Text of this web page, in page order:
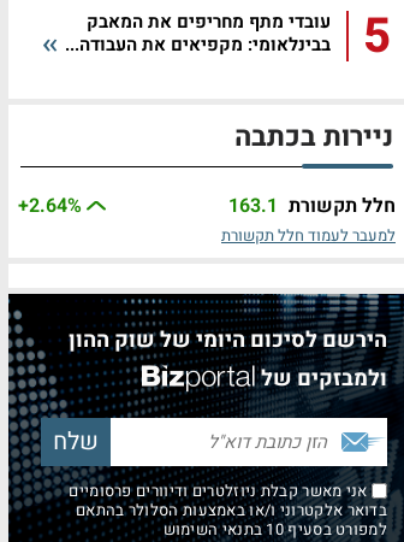
5
עובדי מתף מחריפים את המאבק
בבינלאומי: מקפיאים את העבודה...
ניירות בכתבה
חלל תקשורת 163.1
+2.64%
למעבר לעמוד חלל תקשורת
הירשם לסיכום היומי של שוק ההון
ולמבזקים של
אני מאשר קבלת ניוזלטרים ודיוורים פרסומיים
בדואר אלקטרוני ו/או באמצעות הסלולר בהתאם
למפורט בסעיף 10 בתנאי השימוש